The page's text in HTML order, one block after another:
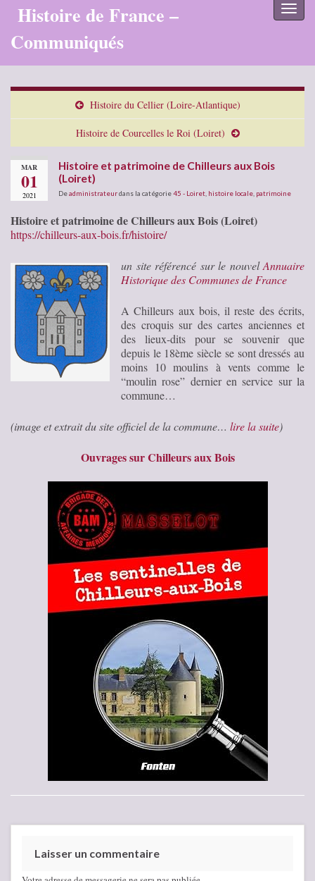
Histoire de France –
Communiqués
Histoire du Cellier (Loire-Atlantique)
Histoire de Courcelles le Roi (Loiret)
MAR
01
2021
Histoire et patrimoine de Chilleurs aux Bois
(Loiret)
Deadministrateurdans la catégorie45 - Loiret histoire locale patrimoine
Histoire et patrimoine de Chilleurs aux Bois (Loiret)
https://chilleurs-aux-bois.fr/histoire/
un site référencé sur le nouvelAnnuaire
Historique des Communes de France
A Chilleurs aux bois, il reste des écrits,
des croquis sur des cartes anciennes et
des lieux-dits pour se souvenir que
depuis le 18ème siècle se sont dressés au
moins 10 moulins à vents comme le
“moulin rose” dernier en service sur la
commune…
(image et extrait du site officiel de la commune… lire la suite)
Ouvrages sur Chilleurs aux Bois
Laisser un commentaire